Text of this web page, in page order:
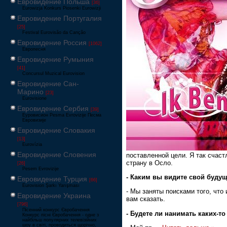
[36]
Eurowizja Konkurs Piosenki Eurowizji
Евровидение Португалия
[25]
Festival Eurovisão da Canção
Евровидение Россия [1062]
Европесня
Евровидение Румыния
[41]
Concursul Muzical Eurovision
Евровидение Сан-
Марино [23]
Eurovisione
Евровидение Сербия [39]
Еуровисион Pesma Evrovizije Песма
Евровизије
Евровидение Словакия
[13]
Eurovízia
Евровидение Словения
[26]
Pesem Evrovizije
Евровидение Турция [66]
Eurovision Şarkı Yarışması
Евровидение Украина
[796]
Пісенний конкурс Євробачення
Конкурс пісні Євробачення - одне з
найбільш популярних телевізійних
шоу в світі, проводиться щорічно,
поставленной цели. Я так
страну в Осло.
- Каким вы видите свой
- Мы заняты поисками того,
вам сказать.
- Будете ли нанимать каких-